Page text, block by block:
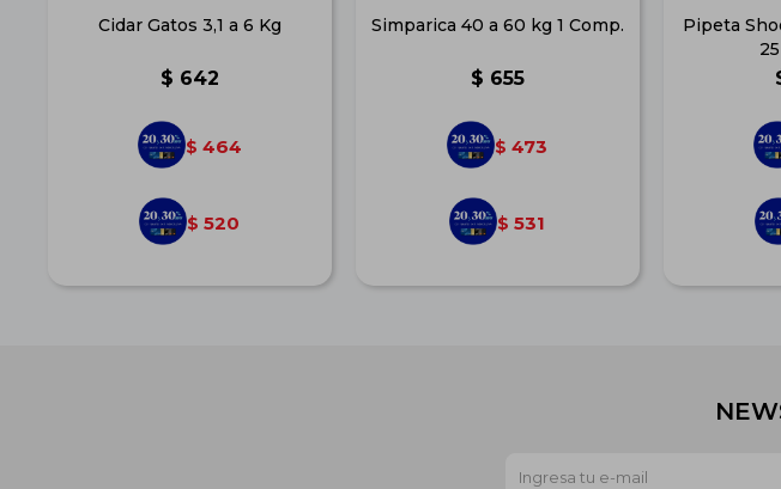
Cidar Gatos 3,1 a 6 Kg
$ 642
$ 464
$ 520
Simparica 40 a 60 kg 1 Comp.
$ 655
$ 473
$ 531
Pipeta